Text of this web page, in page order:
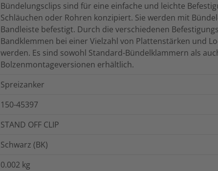
Bündelungsclips sind für eine einfache und leichte
Schläuchen oder Rohren konzipiert. Sie werden mit
Bandleiste befestigt. Durch die verschiedenen
Bandklemmen bei einer Vielzahl von Plattenstärken und
werden. Es sind sowohl Standard-Bündelklammern als
Bolzenmontageversionen erhältlich.
Spreizanker
150-45397
STAND OFF CLIP
Schwarz (BK)
0.002 kg